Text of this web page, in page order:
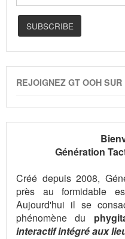
REJOIGNEZ GT OOH SUR
Génération
Créé depuis 2008,
près au formidable
Aujourd'hui il se
phénomène du
interactif intégré aux